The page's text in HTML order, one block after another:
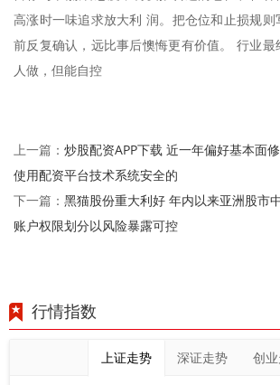
高涨时一味追求放大利 润。把仓位和止损规则
前反复确认，远比事后懊悔更有价值。 行业最
人做，但能自控
上一篇： 炒股配资APP下载 近一年偏好基本面
使用配资平台技术系统安全的
下一篇： 黑猫股份重大利好 年内以来亚洲股市
账户权限划分以风险暴露可控
行情指数
上证走势 深证走势 创